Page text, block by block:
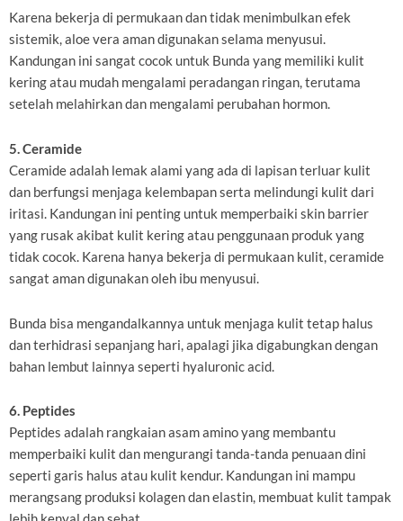
Karena bekerja di permukaan dan tidak menimbulkan efek
sistemik, aloe vera aman digunakan selama menyusui.
Kandungan ini sangat cocok untuk Bunda yang memiliki kulit
kering atau mudah mengalami peradangan ringan, terutama
setelah melahirkan dan mengalami perubahan hormon.
5. Ceramide
Ceramide adalah lemak alami yang ada di lapisan terluar kulit
dan berfungsi menjaga kelembapan serta melindungi kulit dari
iritasi. Kandungan ini penting untuk memperbaiki skin barrier
yang rusak akibat kulit kering atau penggunaan produk yang
tidak cocok. Karena hanya bekerja di permukaan kulit, ceramide
sangat aman digunakan oleh ibu menyusui.
Bunda bisa mengandalkannya untuk menjaga kulit tetap halus
dan terhidrasi sepanjang hari, apalagi jika digabungkan dengan
bahan lembut lainnya seperti hyaluronic acid.
6. Peptides
Peptides adalah rangkaian asam amino yang membantu
memperbaiki kulit dan mengurangi tanda-tanda penuaan dini
seperti garis halus atau kulit kendur. Kandungan ini mampu
merangsang produksi kolagen dan elastin, membuat kulit tampak